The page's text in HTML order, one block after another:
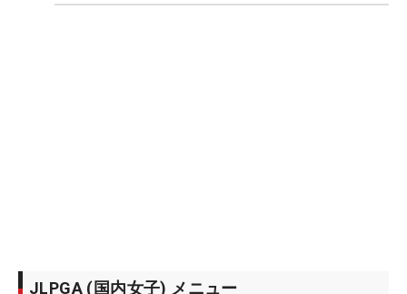
JLPGA (国内女子) メニュー